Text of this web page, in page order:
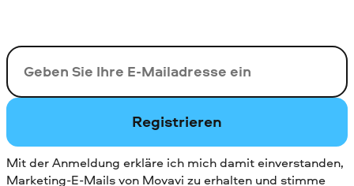
Ihre E-Mail-Addresse
Registrieren
Mit der Anmeldung erkläre ich mich damit einverstanden,
Marketing-E-Mails von Movavi zu erhalten und stimme